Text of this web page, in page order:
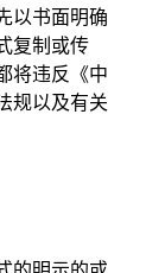
以书面明确
复制或传
将违反《中
规以及有关